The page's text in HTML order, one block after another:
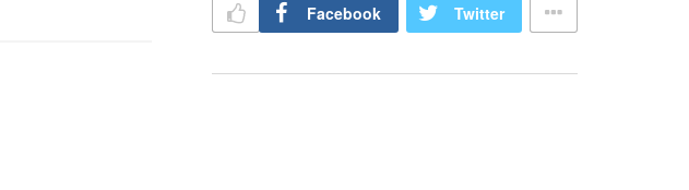
Facebook Twitter